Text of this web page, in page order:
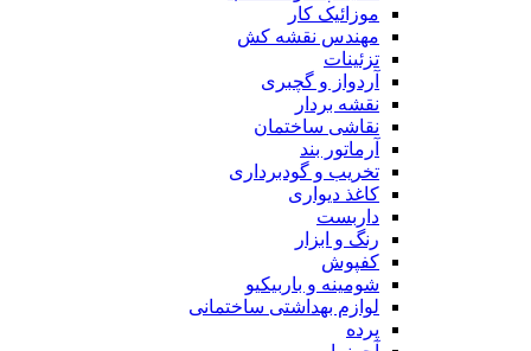
موزائیک کار
مهندس نقشه کش
تزئینات
آردواز و گچبری
نقشه بردار
نقاشی ساختمان
آرماتور بند
تخریب و گودبرداری
کاغذ دیواری
داربست
رنگ و ابزار
کفپوش
شومینه و باربیکیو
لوازم بهداشتی ساختمانی
پرده